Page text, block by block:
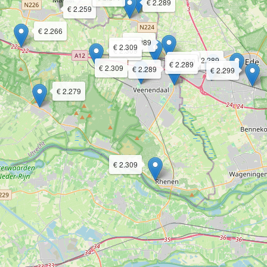
€ 2.259
€ 2.266
€ 2.279
€ 2.289
€ 2.289
€ 2.289
€ 2.289
€ 2.289
€ 2.289 € 2.299
€ 2.309
€ 2.309
€ 2.309
€ 2.309